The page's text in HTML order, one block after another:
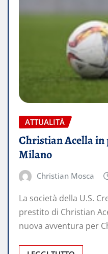
ATTUALITÀ
Christian Acella in
Milano
Christian Mosca
La società della U.S.
prestito di Christian
nuova avventura per